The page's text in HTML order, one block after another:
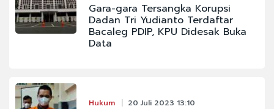
Gara-gara Tersangka Korupsi
Dadan Tri Yudianto Terdaftar
Bacaleg PDIP, KPU Didesak Buka
Data
Hukum 20 Juli 2023 13:10